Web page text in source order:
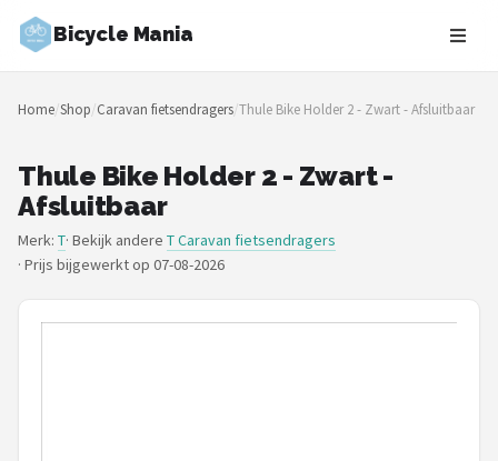
Bicycle Mania
Zoeken
NAVIGATIE
Merken
Blog
Fietsroutes
Home/Shop/Caravan fietsendragers/Thule Bike Holder 2 - Zwart - Afsluitbaar
Thule Bike Holder 2 - Zwart -
Afsluitbaar
Merk: T· Bekijk andere T Caravan fietsendragers
· Prijs bijgewerkt op 07-08-2026